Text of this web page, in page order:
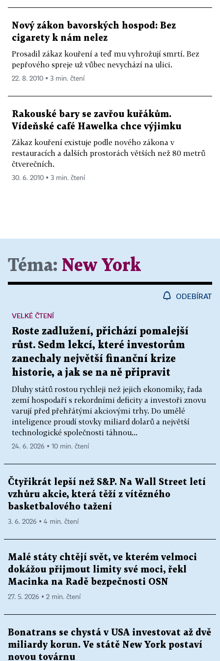
Nový zákon bavorských hospod: Bez
cigarety k nám nelez
Prosadil zákaz kouření a teď mu vyhrožují smrtí. Bez
pepřového spreje už vůbec nevychází na ulici.
22. 8. 2010 ▪ 3 min. čtení
Rakouské bary se zavřou kuřákům.
Vídeňské café Hawelka chce výjimku
Zákaz kouření existuje podle nového zákona v
restauracích a dalších prostorách větších než 80 metrů
čtverečních.
30. 6. 2010 ▪ 3 min. čtení
Téma: New York
ODEBÍRAT
Roste zadlužení, přichází pomalejší
růst. Sedm lekcí, které investorům
zanechaly největší finanční krize
historie, a jak se na ně připravit
Dluhy států rostou rychleji než jejich ekonomiky, řada
zemí hospodaří s rekordními deficity a investoři znovu
varují před přehřátými akciovými trhy. Do umělé
inteligence proudí stovky miliard dolarů a největší
technologické společnosti táhnou...
VELKÉ ČTENÍ
24. 6. 2026 ▪ 10 min. čtení
Čtyřikrát lepší než S&P. Na Wall Street letí
vzhůru akcie, která těží z vítězného
basketbalového tažení
3. 6. 2026 ▪ 4 min. čtení
Malé státy chtějí svět, ve kterém velmoci
dokážou přijmout limity své moci, řekl
Macinka na Radě bezpečnosti OSN
27. 5. 2026 ▪ 2 min. čtení
Bonatrans se chystá v USA investovat až dvě
miliardy korun. Ve státě New York postaví
novou továrnu